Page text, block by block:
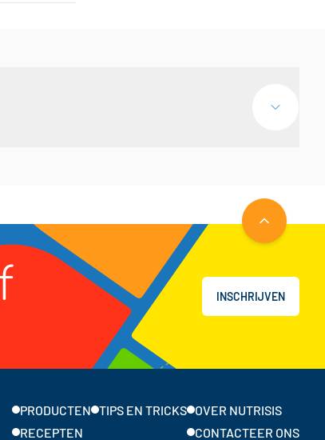
NAAR
INSCHRIJVEN
PRODUCTEN
RECEPTEN
TIPS EN TRICKS OVER NUTRISIS
CONTACTEER ONS